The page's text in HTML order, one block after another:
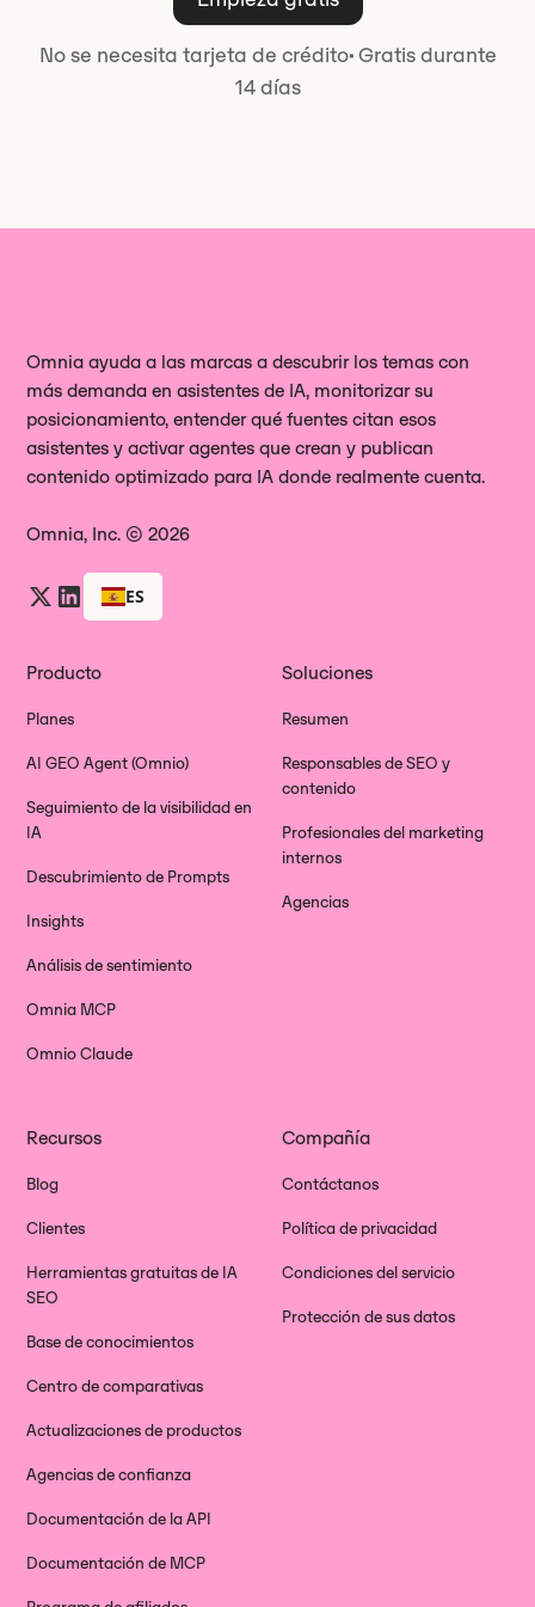
No se necesita tarjeta de crédito·Gratis durante
14 días
Omnia ayuda a las marcas a descubrir los temas con
más demanda en asistentes de IA, monitorizar su
posicionamiento, entender qué fuentes citan esos
asistentes y activar agentes que crean y publican
contenido optimizado para IA donde realmente cuenta.
Omnia, Inc. © 2026
ES
Producto
Planes
AI GEO Agent (Omnio)
Seguimiento de la visibilidad en
IA
Descubrimiento de Prompts
Insights
Análisis de sentimiento
Omnia MCP
Omnio Claude
Soluciones
Resumen
Responsables de SEO y
contenido
Profesionales del marketing
internos
Agencias
Recursos
Blog
Clientes
Herramientas gratuitas de IA
SEO
Base de conocimientos
Centro de comparativas
Actualizaciones de productos
Agencias de confianza
Documentación de la API
Documentación de MCP
Compañía
Contáctanos
Política de privacidad
Condiciones del servicio
Protección de sus datos